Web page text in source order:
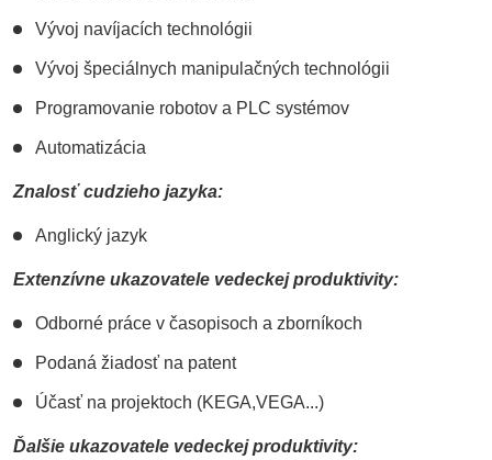
Vývoj navíjacích technológii
Vývoj špeciálnych manipulačných technológii
Programovanie robotov a PLC systémov
Automatizácia
Znalosť cudzieho jazyka:
Anglický jazyk
Extenzívne ukazovatele vedeckej produktivity:
Odborné práce v časopisoch a zborníkoch
Podaná žiadosť na patent
Účasť na projektoch (KEGA,VEGA...)
Ďalšie ukazovatele vedeckej produktivity: